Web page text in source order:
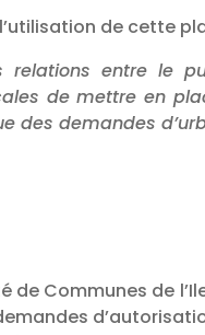
l’utilisation de cette
relations entre le
de mettre en
des demandes
de Communes de